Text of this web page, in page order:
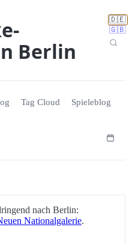
🇩🇪
🇬🇧
Berlin
Tag Cloud Spieleblog
nach Berlin:
Nationalgalerie.